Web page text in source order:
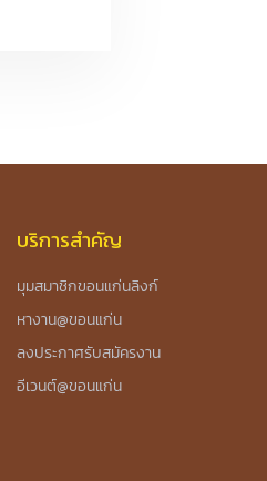
บริการสำคัญ
มุมสมาชิกขอนแก่นลิงก์
หางาน@ขอนแก่น
ลงประกาศรับสมัครงาน
อีเวนต์@ขอนแก่น